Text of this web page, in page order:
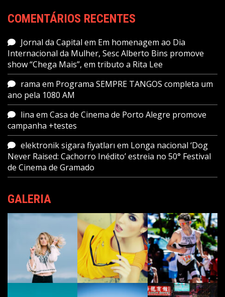
COMENTÁRIOS RECENTES
Jornal da Capital em Em homenagem ao Dia
Internacional da Mulher, Sesc Alberto Bins promove
show “Chega Mais”, em tributo a Rita Lee
rama em Programa SEMPRE TANGOS completa um
ano pela 1080 AM
lina em Casa de Cinema de Porto Alegre promove
campanha +testes
elektronik sigara fiyatları em Longa nacional ‘Dog
Never Raised: Cachorro Inédito’ estreia no 50° Festival
de Cinema de Gramado
GALERIA